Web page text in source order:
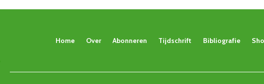
Home Over Abonneren Tijdschrift Bibliografie